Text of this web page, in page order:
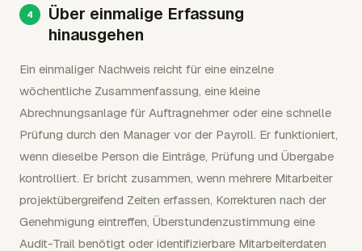
Über einmalige Erfassung
hinausgehen
Ein einmaliger Nachweis reicht für eine einzelne
wöchentliche Zusammenfassung, eine kleine
Abrechnungsanlage für Auftragnehmer oder eine schnelle
Prüfung durch den Manager vor der Payroll. Er funktioniert,
wenn dieselbe Person die Einträge, Prüfung und Übergabe
kontrolliert. Er bricht zusammen, wenn mehrere Mitarbeiter
projektübergreifend Zeiten erfassen, Korrekturen nach der
Genehmigung eintreffen, Überstundenzustimmung eine
Audit-Trail benötigt oder identifizierbare Mitarbeiterdaten